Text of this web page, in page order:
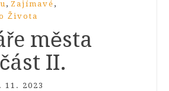
, Zajímavé ,
Života
města
II.
11. 2023